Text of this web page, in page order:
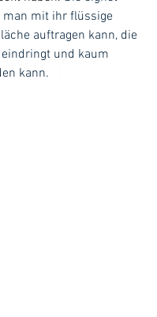
man mit ihr flüssige
auftragen kann, die
und kaum
kann.